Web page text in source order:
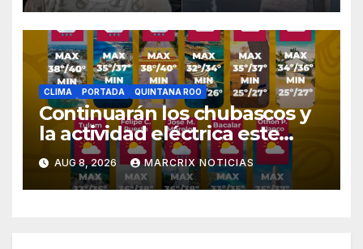
CLIMA PORTADA QUINTANA ROO
Continuarán los chubascos y
la actividad eléctrica este
sábado en Quintana Roo
AUG 8, 2026 MARCRIX NOTICIAS